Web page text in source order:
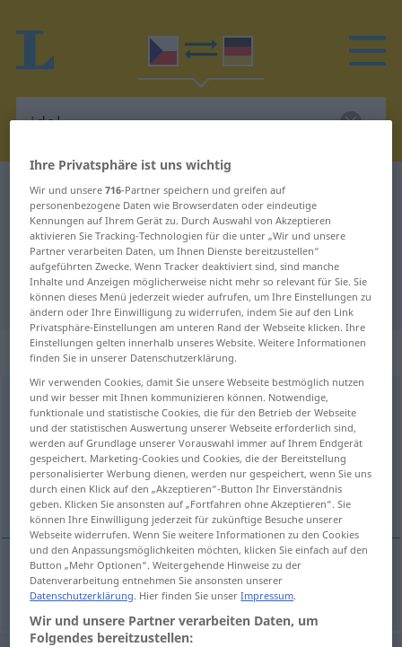
Tschechisch-Deutsch Wörterbuch idol
Tschechisch-Deutsch Übersetzung
für "idol"
"idol" Deutsch Übersetzung
„idol“: maskulin
idolm
Übersicht aller Übersetzungen
(Für mehr Details die Übersetzung anklicken/antippen)
Idol
Idoln idol
Ihre Privatsphäre ist uns wichtig
Wir und unsere716-Partner speichern und greifen auf
personenbezogene Daten wie Browserdaten oder eindeutige
Kennungen auf Ihrem Gerät zu. Durch Auswahl von Akzeptieren
aktivieren Sie Tracking-Technologien für die unter „Wir und unsere
Partner verarbeiten Daten, um Ihnen Dienste bereitzustellen“
aufgeführten Zwecke. Wenn Tracker deaktiviert sind, sind manche
Inhalte und Anzeigen möglicherweise nicht mehr so relevant für Sie. Sie
können dieses Menü jederzeit wieder aufrufen, um Ihre Einstellungen zu
ändern oder Ihre Einwilligung zu widerrufen, indem Sie auf den Link
Privatsphäre-Einstellungen am unteren Rand der Webseite klicken. Ihre
Einstellungen gelten innerhalb unseres Website. Weitere Informationen
finden Sie in unserer Datenschutzerklärung.
Wir verwenden Cookies, damit Sie unsere Webseite bestmöglich nutzen
und wir besser mit Ihnen kommunizieren können. Notwendige,
funktionale und statistische Cookies, die für den Betrieb der Webseite
und der statistischen Auswertung unserer Webseite erforderlich sind,
werden auf Grundlage unserer Vorauswahl immer auf Ihrem Endgerät
gespeichert. Marketing-Cookies und Cookies, die der Bereitstellung
personalisierter Werbung dienen, werden nur gespeichert, wenn Sie uns
durch einen Klick auf den „Akzeptieren“-Button Ihr Einverständnis
geben. Klicken Sie ansonsten auf „Fortfahren ohne Akzeptieren“. Sie
können Ihre Einwilligung jederzeit für zukünftige Besuche unserer
Webseite widerrufen. Wenn Sie weitere Informationen zu den Cookies
und den Anpassungsmöglichkeiten möchten, klicken Sie einfach auf den
Button „Mehr Optionen“. Weitergehende Hinweise zu der
Datenverarbeitung entnehmen Sie ansonsten unserer
Datenschutzerklärung. Hier finden Sie unserImpressum.
Wir und unsere Partner verarbeiten Daten, um
Folgendes bereitzustellen: